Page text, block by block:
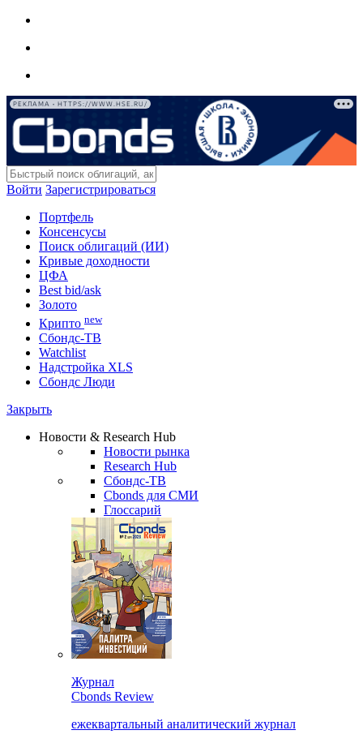
РЕКЛАМА • HTTPS://WWW.HSE.RU/
Войти Зарегистрироваться
Портфель
Консенсусы
Поиск облигаций (ИИ)
Кривые доходности
ЦФА
Best bid/ask
Золото
Крипто new
Сбондс-ТВ
Watchlist
Надстройка XLS
Сбондс Люди
Закрыть
Новости & Research Hub
Новости рынка
Research Hub
Сбондс-ТВ
Cbonds для СМИ
Глоссарий
Журнал
Cbonds Review
ежеквартальный аналитический журнал